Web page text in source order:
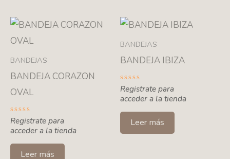
BANDEJAS
BANDEJA CORAZON
OVAL
Valorado
con
0
Registrate para
acceder a la tienda
Leer más
BANDEJAS
BANDEJA IBIZA
Valorado
con
0
Registrate para
acceder a la tienda
Leer más